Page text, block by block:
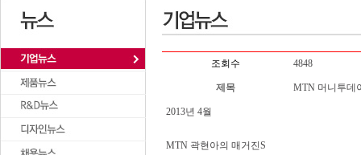
조회수 4848
제목 MTN 머니투데
2013년 4월
MTN 곽현아의 매거진S